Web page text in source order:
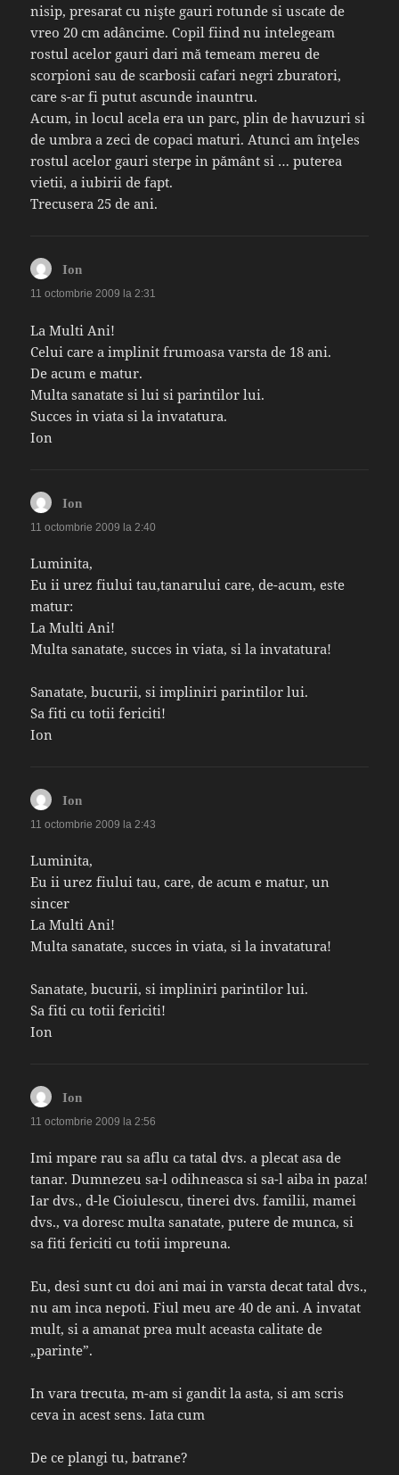
nisip, presarat cu nişte gauri rotunde si uscate de
vreo 20 cm adâncime. Copil fiind nu intelegeam
rostul acelor gauri dari mă temeam mereu de
scorpioni sau de scarbosii cafari negri zburatori,
care s-ar fi putut ascunde inauntru.
Acum, in locul acela era un parc, plin de havuzuri si
de umbra a zeci de copaci maturi. Atunci am înţeles
rostul acelor gauri sterpe in pământ si … puterea
vietii, a iubirii de fapt.
Trecusera 25 de ani.
Ion
11 octombrie 2009 la 2:31
La Multi Ani!
Celui care a implinit frumoasa varsta de 18 ani.
De acum e matur.
Multa sanatate si lui si parintilor lui.
Succes in viata si la invatatura.
Ion
Ion
11 octombrie 2009 la 2:40
Luminita,
Eu ii urez fiului tau,tanarului care, de-acum, este
matur:
La Multi Ani!
Multa sanatate, succes in viata, si la invatatura!
Sanatate, bucurii, si impliniri parintilor lui.
Sa fiti cu totii fericiti!
Ion
Ion
11 octombrie 2009 la 2:43
Luminita,
Eu ii urez fiului tau, care, de acum e matur, un
sincer
La Multi Ani!
Multa sanatate, succes in viata, si la invatatura!
Sanatate, bucurii, si impliniri parintilor lui.
Sa fiti cu totii fericiti!
Ion
Ion
11 octombrie 2009 la 2:56
Imi mpare rau sa aflu ca tatal dvs. a plecat asa de
tanar. Dumnezeu sa-l odihneasca si sa-l aiba in paza!
Iar dvs., d-le Cioiulescu, tinerei dvs. familii, mamei
dvs., va doresc multa sanatate, putere de munca, si
sa fiti fericiti cu totii impreuna.
Eu, desi sunt cu doi ani mai in varsta decat tatal dvs.,
nu am inca nepoti. Fiul meu are 40 de ani. A invatat
mult, si a amanat prea mult aceasta calitate de
„parinte”.
In vara trecuta, m-am si gandit la asta, si am scris
ceva in acest sens. Iata cum
De ce plangi tu, batrane?